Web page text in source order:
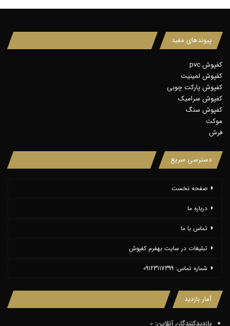
پیوندهای مفید
کفپوش pvc
کفپوش لمینیت
کفپوش پارکت چوبی
کفپوش سرامیک
کفپوش سنگ
موکت
فرش
دسترسی سریع
صفحه نخست
درباره ما
تماس با ما
تبلیغات در سایت بهفرم کفپوش
شماره تماس: 09123117399
آمار بازدید
بازدیدکنندگان آنلاین: 0